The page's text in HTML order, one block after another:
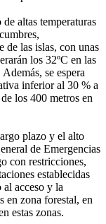
altas temperaturas
de las islas, con unas
los 32ºC en las
se espera
inferior al 30 % a
los 400 metros en
plazo y el alto
de Emergencias
con restricciones,
establecidas
acceso y la
en zona forestal, en
estas zonas.